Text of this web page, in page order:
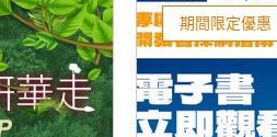
期間限定優惠